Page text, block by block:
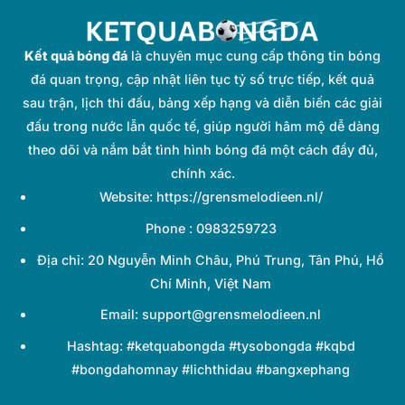
Kết quả bóng đá là chuyên mục cung cấp thông tin bóng
đá quan trọng, cập nhật liên tục tỷ số trực tiếp, kết quả
sau trận, lịch thi đấu, bảng xếp hạng và diễn biến các giải
đấu trong nước lẫn quốc tế, giúp người hâm mộ dễ dàng
theo dõi và nắm bắt tình hình bóng đá một cách đầy đủ,
chính xác.
Website: https://grensmelodieen.nl/
Phone : 0983259723
Địa chỉ: 20 Nguyễn Minh Châu, Phú Trung, Tân Phú, Hồ
Chí Minh, Việt Nam
Email:support@grensmelodieen.nl
Hashtag: #ketquabongda #tysobongda #kqbd
#bongdahomnay #lichthidau #bangxephang